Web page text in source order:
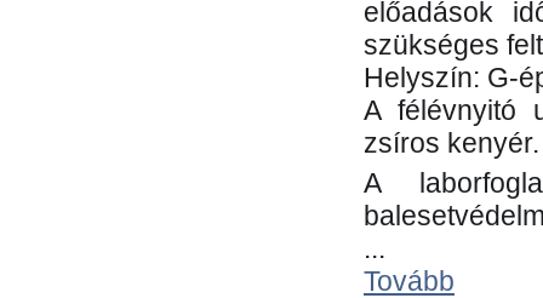
előadások
szükséges
Helyszín: G-
A félévnyitó
zsíros kenyér.
A
...
Tovább